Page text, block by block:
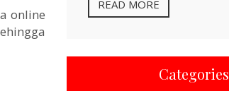
online
READ MORE
Categories